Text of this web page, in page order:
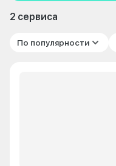
2 сервиса
По популярности